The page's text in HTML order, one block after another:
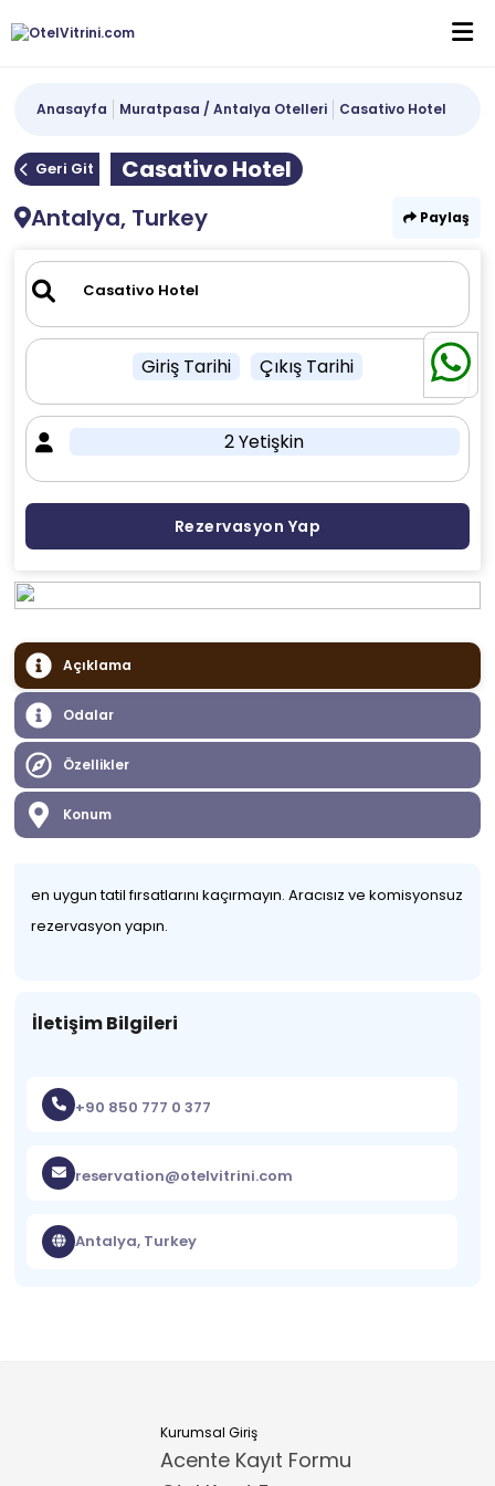
Anasayfa Muratpasa / Antalya Otelleri Casativo Hotel
Geri Git
Casativo Hotel
Antalya, Turkey
Paylaş
Giriş Tarihi Çıkış Tarihi
2 Yetişkin
Rezervasyon Yap
Açıklama
Odalar
Özellikler
Konum
en uygun tatil fırsatlarını kaçırmayın. Aracısız ve komisyonsuz
rezervasyon yapın.
İletişim Bilgileri
+90 850 777 0 377
reservation@otelvitrini.com
Antalya, Turkey
Kurumsal Giriş
Acente Kayıt Formu